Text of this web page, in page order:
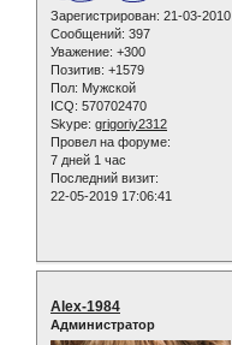
Зарегистрирован: 21-03-2010
Сообщений: 397
Уважение: +300
Позитив: +1579
Пол: Мужской
ICQ: 570702470
Skype: grigoriy2312
Провел на форуме:
7 дней 1 час
Последний визит:
22-05-2019 17:06:41
Alex-1984
Администратор